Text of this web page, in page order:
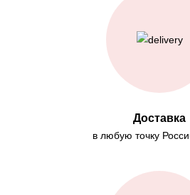
Доставка
в любую точку